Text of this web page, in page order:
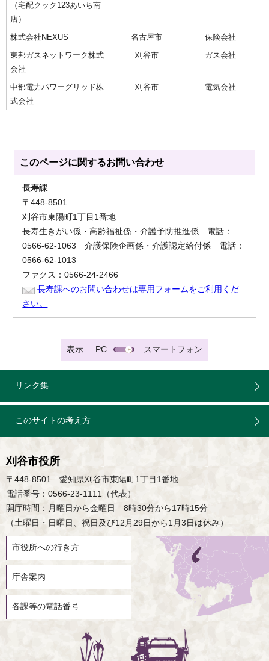
（宅配クック123あいち南
店）
株式会社NEXUS 名古屋市
保険会社
東邦ガスネットワーク株式
会社
刈谷市 ガス会社
中部電力パワーグリッド株
式会社
刈谷市 電気会社
このページに関するお問い合わせ
長寿課
〒448-8501
刈谷市東陽町1丁目1番地
長寿生きがい係・高齢福祉係・介護予防推進係 電話：
0566-62-1063 介護保険企画係・介護認定給付係 電話：
0566-62-1013
ファクス：0566-24-2466
長寿課へのお問い合わせは専用フォームをご利用くだ
さい。
表示 PC スマートフォン
リンク集
このサイトの考え方
刈谷市役所
〒448-8501 愛知県刈谷市東陽町1丁目1番地
電話番号：0566-23-1111（代表）
開庁時間：月曜日から金曜日 8時30分から17時15分
（土曜日・日曜日、祝日及び12月29日から1月3日は休み）
市役所への行き方
庁舎案内
各課等の電話番号